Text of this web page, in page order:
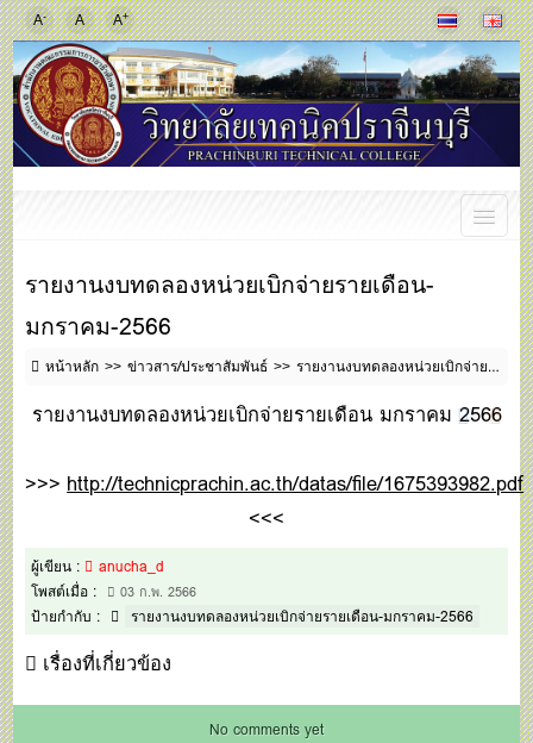
A- A A+
รายงานงบทดลองหน่วยเบิกจ่ายรายเดือน-
มกราคม-2566
หน้าหลัก ข่าวสาร/ประชาสัมพันธ์ รายงานงบทดลองหน่วยเบิกจ่ายรายเดือน-มกราคม-2566
รายงานงบทดลองหน่วยเบิกจ่ายรายเดือน มกราคม 2566
>>>http://technicprachin.ac.th/datas/file/1675393982.pdf
<<<
ผู้เขียน :
anucha_d
โพสต์เมื่อ :
03 ก.พ. 2566
ป้ายกำกับ : รายงานงบทดลองหน่วยเบิกจ่ายรายเดือน-มกราคม-2566
เรื่องที่เกี่ยวข้อง
No comments yet